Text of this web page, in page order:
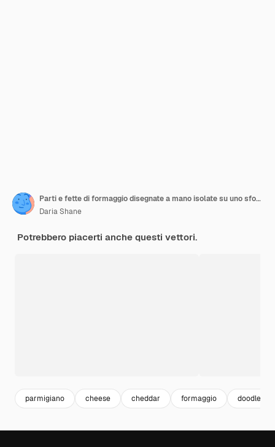
Parti e fette di formaggio disegnate a mano isolate su uno sfondo bianco Icona del formaggio Clipart del formaggio vettoriale
Daria Shane
Potrebbero piacerti anche questi vettori.
parmigiano cheese cheddar formaggio doodle